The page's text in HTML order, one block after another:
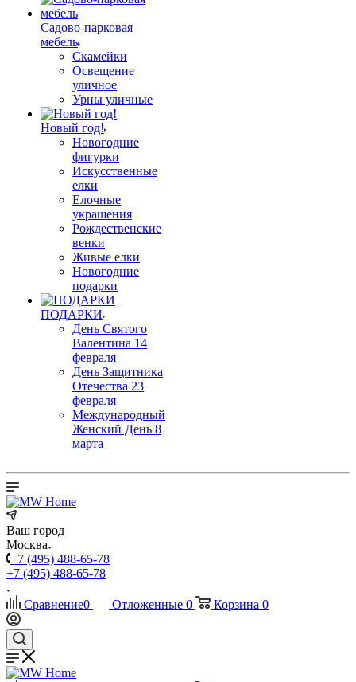
Садово-парковая
мебель
Скамейки
Освещение
уличное
Урны уличные
Новый год!
Новогодние
фигурки
Искусственные
елки
Елочные
украшения
Рождественские
венки
Живые елки
Новогодние
подарки
ПОДАРКИ
День Святого
Валентина 14
февраля
День Защитника
Отечества 23
февраля
Международный
Женский День 8
марта
Ваш город
Москва
+7 (495) 488-65-78
+7 (495) 488-65-78
Сравнение0 Отложенные 0 Корзина 0